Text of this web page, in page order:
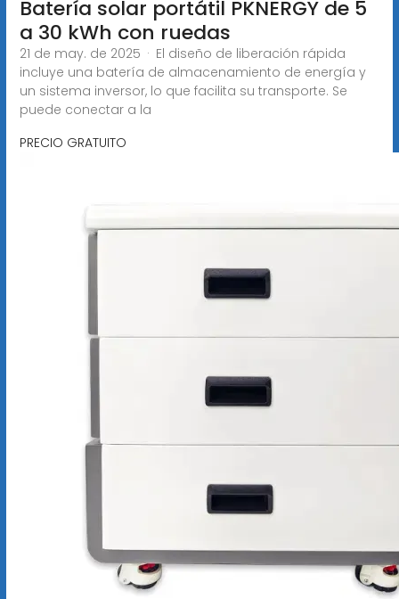
Batería solar portátil PKNERGY de 5
a 30 kWh con ruedas
21 de may. de 2025 · El diseño de liberación rápida
incluye una batería de almacenamiento de energía y
un sistema inversor, lo que facilita su transporte. Se
puede conectar a la
PRECIO GRATUITO